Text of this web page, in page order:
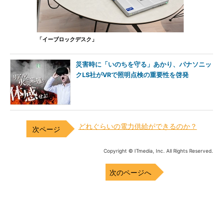
「イーブロックデスク」
災害時に「いのちを守る」あかり、パナソニッ
クLS社がVRで照明点検の重要性を啓発
どれぐらいの電力供給ができるのか？
Copyright © ITmedia, Inc. All Rights Reserved.
次のページへ